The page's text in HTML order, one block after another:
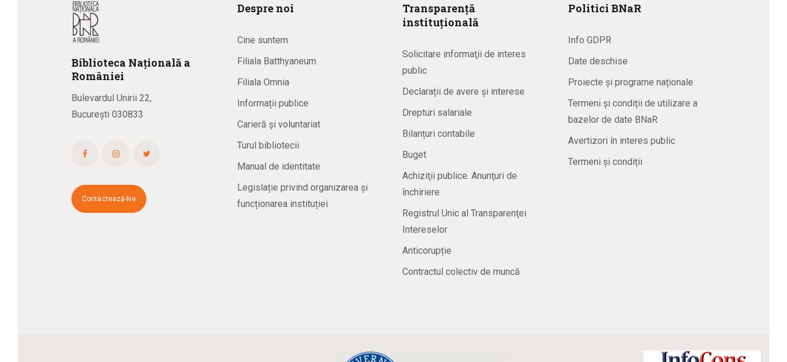
Biblioteca Națională a
României
Bulevardul Unirii 22,
București 030833
Contactează-Ne
Despre noi
Cine suntem
Filiala Batthyaneum
Filiala Omnia
Informații publice
Carieră și voluntariat
Turul bibliotecii
Manual de identitate
Legislație privind organizarea și
funcționarea instituției
Transparență
instituțională
Solicitare informaţii de interes
public
Declarații de avere și interese
Drepturi salariale
Bilanțuri contabile
Buget
Achiziţii publice. Anunţuri de
închiriere
Registrul Unic al Transparenţei
Intereselor
Anticorupție
Contractul colectiv de muncă
Politici BNaR
Info GDPR
Date deschise
Proiecte și programe naționale
Termeni și condiții de utilizare a
bazelor de date BNaR
Avertizori în interes public
Termeni și condiții